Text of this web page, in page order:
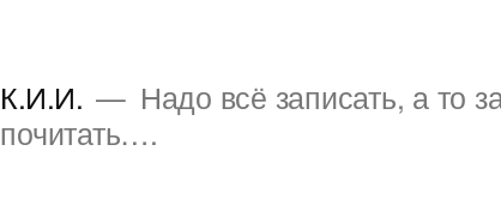
К.И.И.
Надо всё записать, а то
почитать….